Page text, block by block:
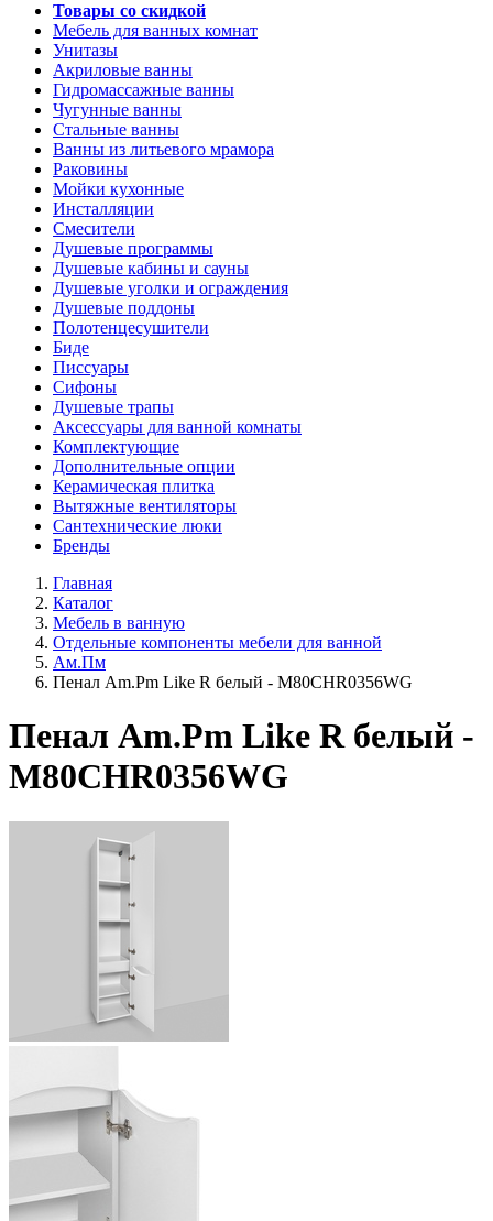
Товары со скидкой
Мебель для ванных комнат
Унитазы
Акриловые ванны
Гидромассажные ванны
Чугунные ванны
Стальные ванны
Ванны из литьевого мрамора
Раковины
Мойки кухонные
Инсталляции
Смесители
Душевые программы
Душевые кабины и сауны
Душевые уголки и ограждения
Душевые поддоны
Полотенцесушители
Биде
Писсуары
Сифоны
Душевые трапы
Аксессуары для ванной комнаты
Комплектующие
Дополнительные опции
Керамическая плитка
Вытяжные вентиляторы
Сантехнические люки
Бренды
Главная
Каталог
Мебель в ванную
Отдельные компоненты мебели для ванной
Ам.Пм
Пенал Am.Pm Like R белый - M80CHR0356WG
Пенал Am.Pm Like R белый -
M80CHR0356WG